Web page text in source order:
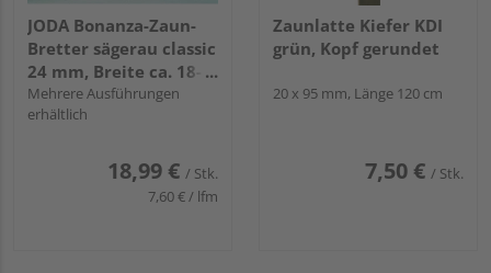
JODA Bonanza-Zaun-
Bretter sägerau classic
24 mm, Breite ca. 18-
23 cm
Mehrere Ausführungen
erhältlich
18,99 € / Stk.
7,60 € / lfm
Zaunlatte Kiefer KDI
grün, Kopf gerundet
20 x 95 mm, Länge 120 cm
7,50 € / Stk.